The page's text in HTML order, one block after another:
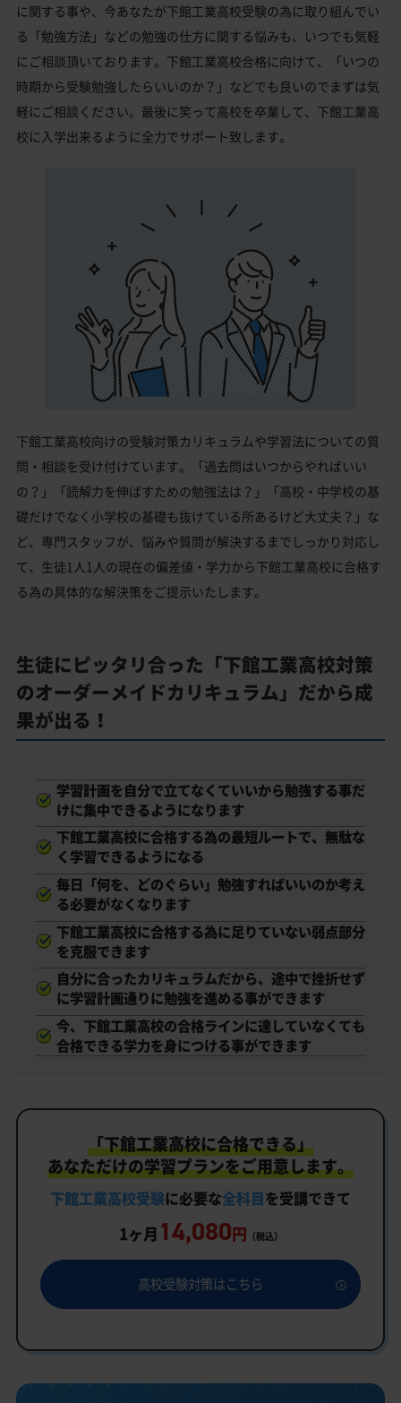
に関する事や、今あなたが下館工業高校受験の為に取り組んでい
る「勉強方法」などの勉強の仕方に関する悩みも、いつでも気軽
にご相談頂いております。下館工業高校合格に向けて、「いつの
時期から受験勉強したらいいのか？」などでも良いのでまずは気
軽にご相談ください。最後に笑って高校を卒業して、下館工業高
校に入学出来るように全力でサポート致します。
下館工業高校向けの受験対策カリキュラムや学習法についての質
問・相談を受け付けています。「過去問はいつからやればいい
の？」「読解力を伸ばすための勉強法は？」「高校・中学校の基
礎だけでなく小学校の基礎も抜けている所あるけど大丈夫？」な
ど、専門スタッフが、悩みや質問が解決するまでしっかり対応し
て、生徒1人1人の現在の偏差値・学力から下館工業高校に合格す
る為の具体的な解決策をご提示いたします。
生徒にピッタリ合った「下館工業高校対策
のオーダーメイドカリキュラム」だから成
果が出る！
学習計画を自分で立てなくていいから勉強する事だ
けに集中できるようになります
下館工業高校に合格する為の最短ルートで、無駄な
く学習できるようになる
毎日「何を、どのぐらい」勉強すればいいのか考え
る必要がなくなります
下館工業高校に合格する為に足りていない弱点部分
を克服できます
自分に合ったカリキュラムだから、途中で挫折せず
に学習計画通りに勉強を進める事ができます
今、下館工業高校の合格ラインに達していなくても
合格できる学力を身につける事ができます
「下館工業高校に合格できる」
あなただけの学習プランをご用意します。
下館工業高校受験に必要な全科目を受講できて
1ヶ月 14,080円 （税込）
高校受験対策はこちら